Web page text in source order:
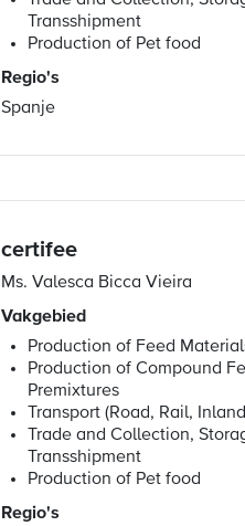
Transshipment
Production of Pet food
Regio's
Spanje
certifee
Ms. Valesca Bicca Vieira
Vakgebied
Production of Feed
Production of Compound
Premixtures
Transport (Road, Rail,
Trade and Collection,
Transshipment
Production of Pet food
Regio's